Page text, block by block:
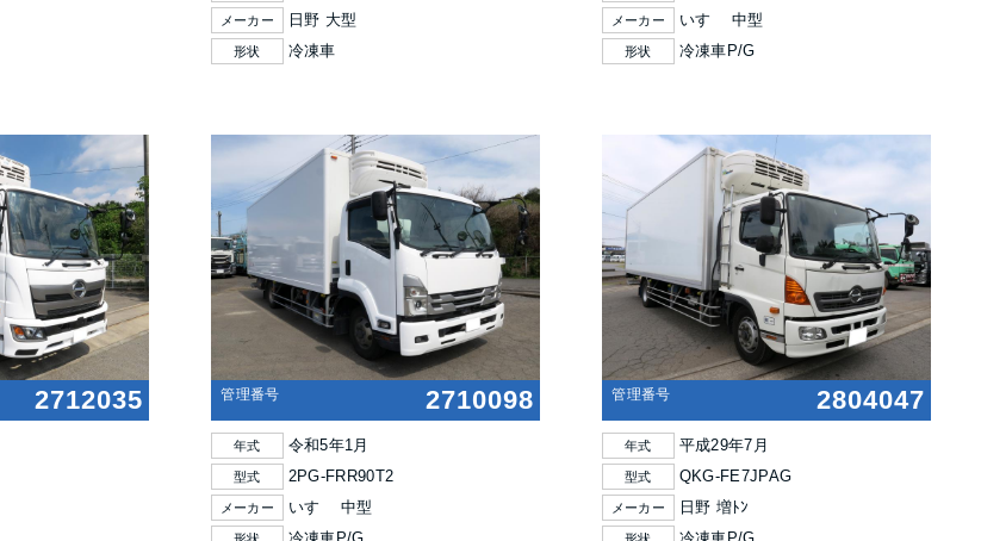
メーカー 日野 大型
形状 冷凍車
メーカー いすゞ 中型
形状 冷凍車P/G
2712035 管理番号 2710098
年式 令和5年1月
型式 2PG-FRR90T2
メーカー いすゞ 中型
管理番号 2804047
年式 平成29年7月
型式 QKG-FE7JPAG
メーカー 日野 増ﾄﾝ